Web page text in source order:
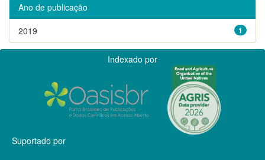
Ano de publicação
1
2019
Indexado por
Suportado por